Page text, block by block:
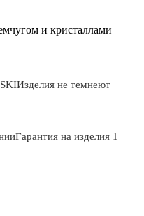
и кристаллами
Изделия не темнеют
Гарантия на изделия 1